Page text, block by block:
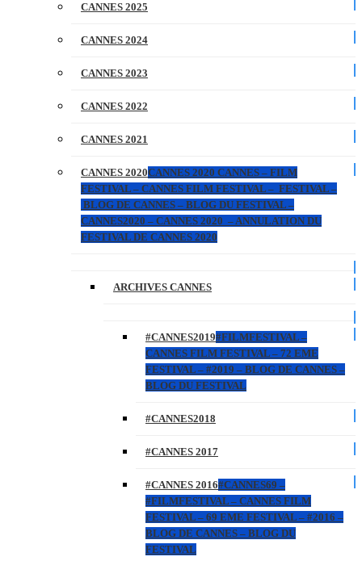
CANNES 2025
CANNES 2024
CANNES 2023
CANNES 2022
CANNES 2021
CANNES 2020CANNES 2020 CANNES – FILM
FESTIVAL – CANNES FILM FESTIVAL – FESTIVAL –
BLOG DE CANNES – BLOG DU FESTIVAL –
CANNES2020 – CANNES 2020 – ANNULATION DU
FESTIVAL DE CANNES 2020
ARCHIVES CANNES
#CANNES2019#FILMFESTIVAL –
CANNES FILM FESTIVAL – 72 EME
FESTIVAL – #2019 – BLOG DE CANNES –
BLOG DU FESTIVAL
#CANNES2018
#CANNES 2017
#CANNES 2016#CANNES69 –
#FILMFESTIVAL – CANNES FILM
FESTIVAL – 69 EME FESTIVAL – #2016 –
BLOG DE CANNES – BLOG DU
FESTIVAL